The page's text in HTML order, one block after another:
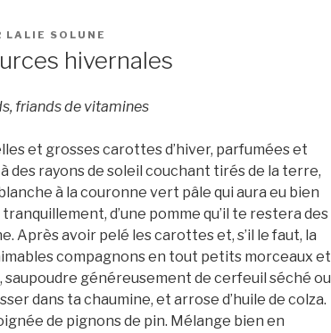
LALIE SOLUNE
hivernales
friands de vitamines
et grosses carottes d’hiver, parfumées et
des rayons de soleil couchant tirés de la terre,
à la couronne vert pâle qui aura eu bien
d’une pomme qu’il te restera des
Après avoir pelé les carottes et, s’il le faut, la
compagnons en tout petits morceaux et
saupoudre généreusement de cerfeuil séché ou
dans ta chaumine, et arrose d’huile de colza.
de pignons de pin. Mélange bien en